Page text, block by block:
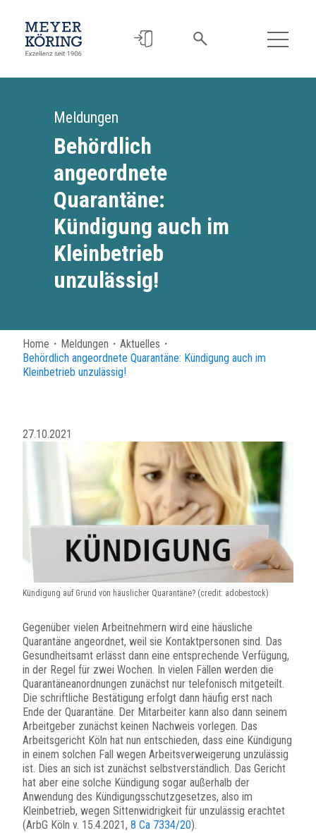
Meldungen
Behördlich
angeordnete
Quarantäne:
Kündigung auch im
Kleinbetrieb
unzulässig!
Home ・ Meldungen ・ Aktuelles ・
Behördlich angeordnete Quarantäne: Kündigung auch im
Kleinbetrieb unzulässig!
27.10.2021
Kündigung auf Grund von häuslicher Quarantäne? (credit: adobestock)
Gegenüber vielen Arbeitnehmern wird eine häusliche
Quarantäne angeordnet, weil sie Kontaktpersonen sind. Das
Gesundheitsamt erlässt dann eine entsprechende Verfügung,
in der Regel für zwei Wochen. In vielen Fällen werden die
Quarantäneanordnungen zunächst nur telefonisch mitgeteilt.
Die schriftliche Bestätigung erfolgt dann häufig erst nach
Ende der Quarantäne. Der Mitarbeiter kann also dann seinem
Arbeitgeber zunächst keinen Nachweis vorlegen. Das
Arbeitsgericht Köln hat nun entschieden, dass eine Kündigung
in einem solchen Fall wegen Arbeitsverweigerung unzulässig
ist. Dies an sich ist zunächst selbstverständlich. Das Gericht
hat aber eine solche Kündigung sogar außerhalb der
Anwendung des Kündigungsschutzgesetzes, also im
Kleinbetrieb, wegen Sittenwidrigkeit für unzulässig erachtet
(ArbG Köln v. 15.4.2021, 8 Ca 7334/20).